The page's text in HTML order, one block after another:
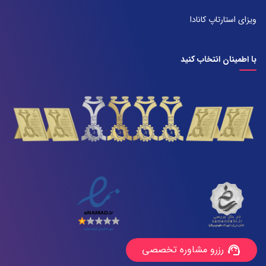
ویزای استارتاپ کانادا
با اطمینان انتخاب کنید
support_agent رزرو مشاوره تخصصی